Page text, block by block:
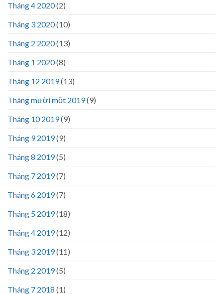
Tháng 4 2020(2)
Tháng 3 2020(10)
Tháng 2 2020(13)
Tháng 1 2020(8)
Tháng 12 2019(13)
Tháng mười một 2019(9)
Tháng 10 2019(9)
Tháng 9 2019(9)
Tháng 8 2019(5)
Tháng 7 2019(7)
Tháng 6 2019(7)
Tháng 5 2019(18)
Tháng 4 2019(12)
Tháng 3 2019(11)
Tháng 2 2019(5)
Tháng 7 2018 (1)